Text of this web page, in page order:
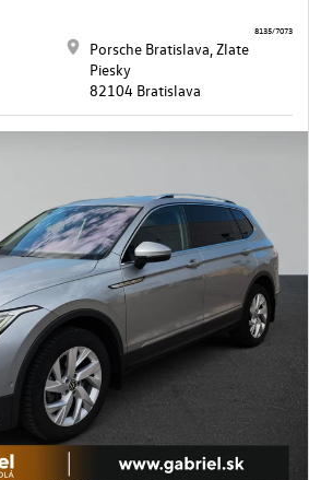
Porsche Bratislava, Zlate
Piesky
82104 Bratislava
8135/7073